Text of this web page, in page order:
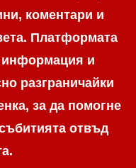
коментари и
Платформата
информация и
разграничaйки
за да помогне
отвъд